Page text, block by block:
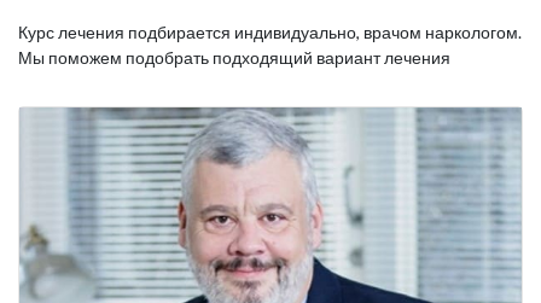
Курс лечения подбирается индивидуально, врачом наркологом.
Мы поможем подобрать подходящий вариант лечения